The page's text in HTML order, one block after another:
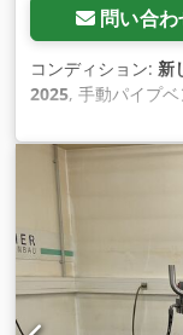
問い合わ
コンディション: 新
2025, 手動パイプ
プおよび固体材料
レイにより、曲げ
示し、正確な位置
三爪チャック
- フィード長さ約
ーブルまたはフレ
付ける必要があり
の詳細をお送りい
供いたします。